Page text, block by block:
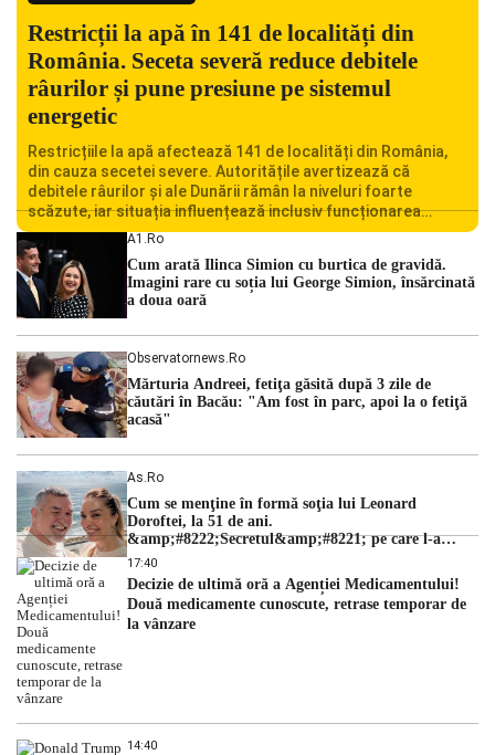
Restricții la apă în 141 de localități din
România. Seceta severă reduce debitele
râurilor și pune presiune pe sistemul
energetic
Restricțiile la apă afectează 141 de localități din România,
din cauza secetei severe. Autoritățile avertizează că
debitele râurilor și ale Dunării rămân la niveluri foarte
scăzute, iar situația influențează inclusiv funcționarea
Centralei Nucleare de la Cernavodă. România se confruntă
cu una dintre cele mai dificile perioade din punct de vedere
hidrologic din ultimii ani. Lipsa […]
A1.ro
Cum arată Ilinca Simion cu burtica de gravidă.
Imagini rare cu soția lui George Simion, însărcinată
a doua oară
Observatornews.ro
Mărturia Andreei, fetiţa găsită după 3 zile de
căutări în Bacău: "Am fost în parc, apoi la o fetiţă
acasă"
As.ro
Cum se menţine în formă soţia lui Leonard
Doroftei, la 51 de ani.
&amp;#8222;Secretul&amp;#8221; pe care l-a
dezvăluit
17:40
Decizie de ultimă oră a Agenției Medicamentului!
Două medicamente cunoscute, retrase temporar de
la vânzare
14:40